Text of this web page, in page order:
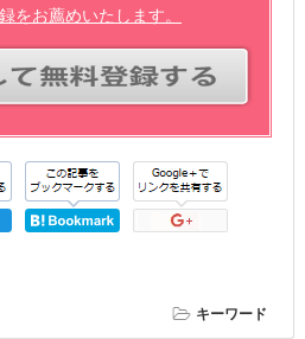
をお薦めいたします。
キーワード